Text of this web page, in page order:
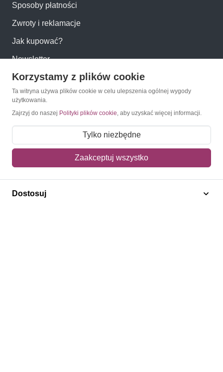
Sposoby płatności
Zwroty i reklamacje
Jak kupować?
Newsletter
Konto
Moje konto
Mój koszyk
Adres dostawy
Korzystamy z plików cookie
Ta witryna używa plików cookie w celu ulepszenia ogólnej wygody
użytkowania.
Zajrzyj do naszej Polityki plików cookie, aby uzyskać więcej informacji.
Tylko niezbędne
Zaakceptuj wszystko
Dostosuj